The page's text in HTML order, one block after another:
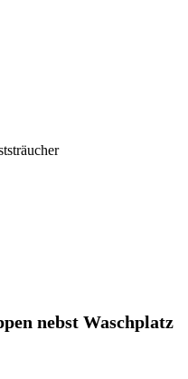
nebst Waschplatz